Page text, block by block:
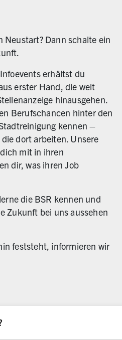
Neustart? Dann schalte ein
erhältst du
erster Hand, die weit
hinausgehen.
Berufschancen hinter den
kennen –
dort arbeiten. Unsere
mit in ihren
dir, was ihren Job
die BSR kennen und
Zukunft bei uns aussehen
feststeht, informieren wir